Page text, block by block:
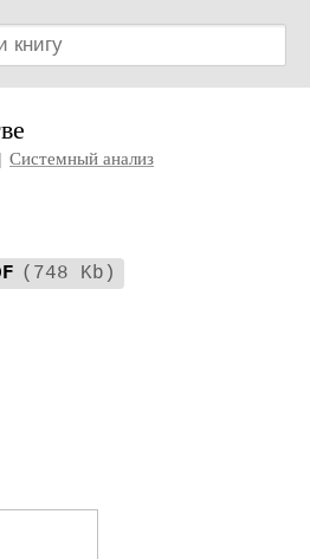
| Системный анализ
(748 Kb)